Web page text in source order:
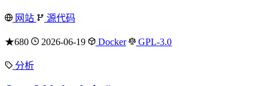
网站 源代码
★680 2026-06-19 Docker GPL-3.0
分析